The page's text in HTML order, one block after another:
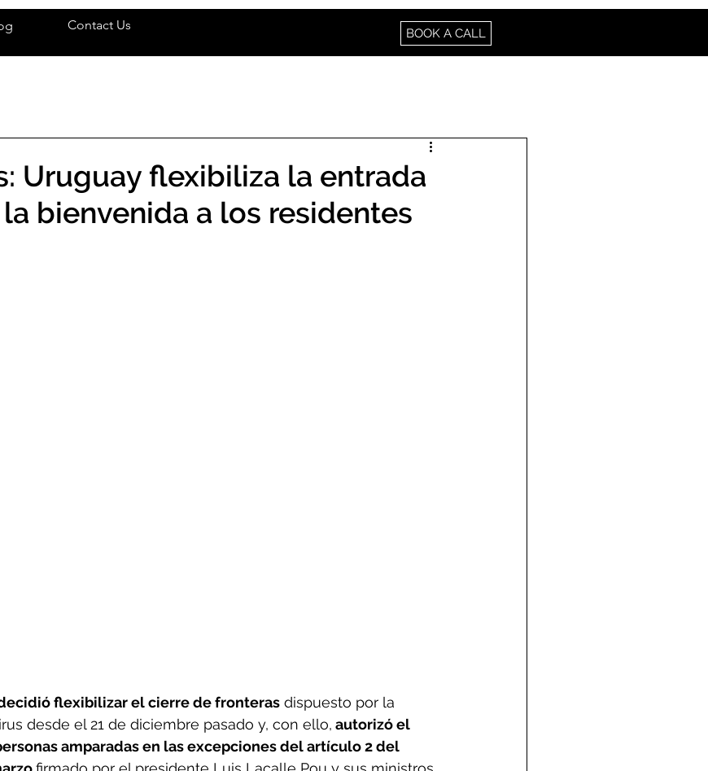
Contact Us
BOOK A CALL
Uruguay flexibiliza la entrada
bienvenida a los residentes
flexibilizar el cierre de fronteras dispuesto por la
desde el 21 de diciembre pasado y, con ello, autorizó el
amparadas en las excepciones del artículo 2 del